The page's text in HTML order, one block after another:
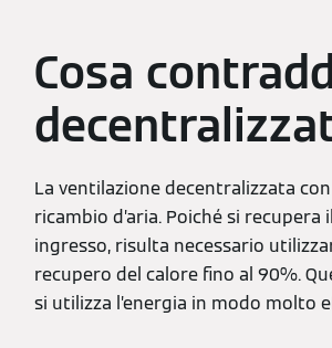
Cosa
La ventilazione decentralizzata
ricambio d’aria. Poiché si
ingresso, risulta necessario
recupero del calore fino al 90%.
si utilizza l’energia in modo molto